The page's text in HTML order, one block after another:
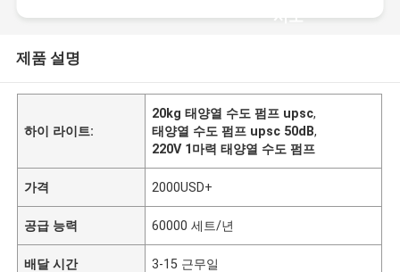
시오
제품 설명
하이 라이트:
20kg 태양열 수도 펌프 upsc,
태양열 수도 펌프 upsc 50dB,
220V 1마력 태양열 수도 펌프
가격 2000USD+
공급 능력 60000 세트/년
배달 시간 3-15 근무일